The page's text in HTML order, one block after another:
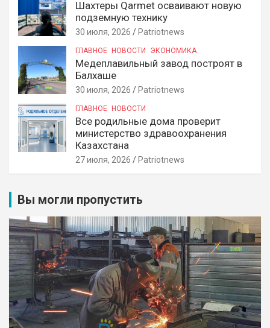
Шахтеры Qarmet осваивают новую
подземную технику
30 июля, 2026 Patriotnews
ГЛАВНОЕ НОВОСТИ ЭКОНОМИКА
Медеплавильный завод построят в
Балхаше
30 июля, 2026 Patriotnews
ГЛАВНОЕ НОВОСТИ
Все родильные дома проверит
министерство здравоохранения
Казахстана
27 июля, 2026 Patriotnews
Вы могли пропустить